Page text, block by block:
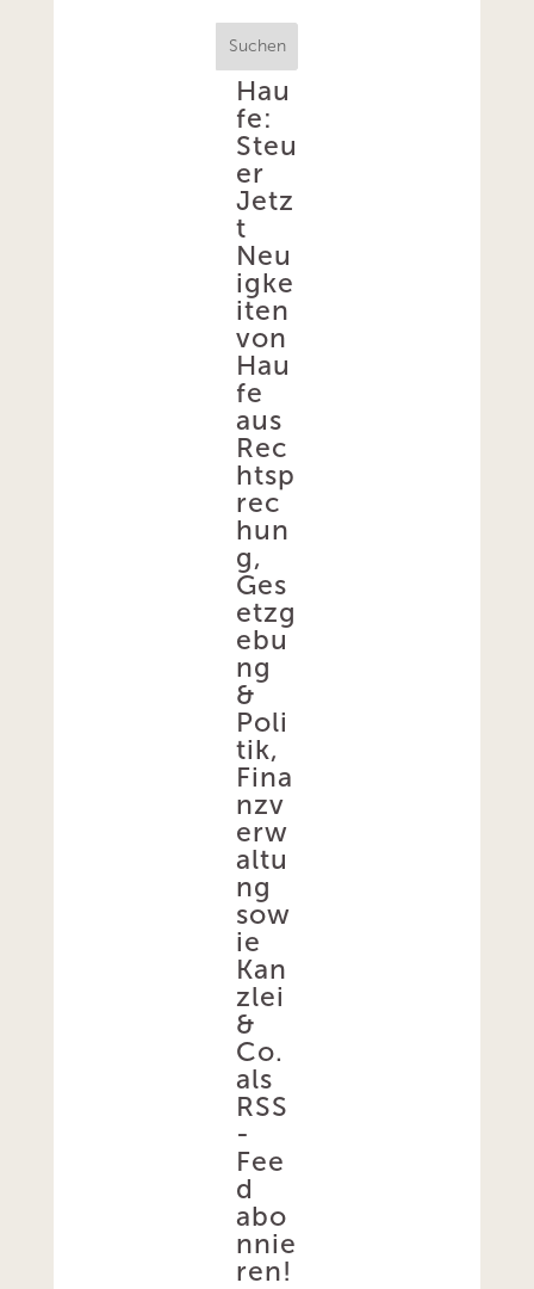
Suchen
Hau
fe:
Steu
er
Jetz
t
Neu
igke
iten
von
Hau
fe
aus
Rec
htsp
rec
hun
g,
Ges
etzg
ebu
ng
&
Poli
tik,
Fina
nzv
erw
altu
ng
sow
ie
Kan
zlei
&
Co.
als
RSS
-
Fee
d
abo
nnie
ren!